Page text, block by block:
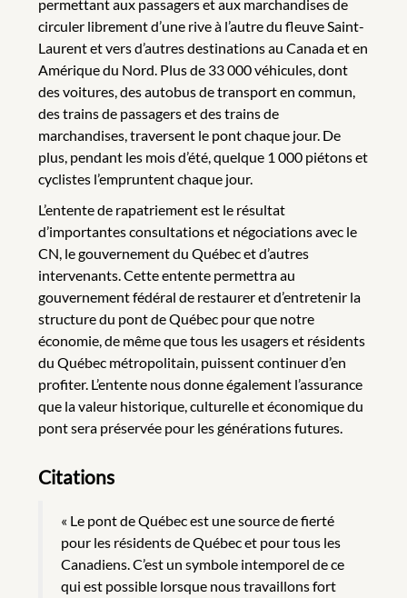
permettant aux passagers et aux marchandises de
circuler librement d’une rive à l’autre du fleuve Saint-
Laurent et vers d’autres destinations au Canada et en
Amérique du Nord. Plus de 33 000 véhicules, dont
des voitures, des autobus de transport en commun,
des trains de passagers et des trains de
marchandises, traversent le pont chaque jour. De
plus, pendant les mois d’été, quelque 1 000 piétons et
cyclistes l’empruntent chaque jour.
L’entente de rapatriement est le résultat
d’importantes consultations et négociations avec le
CN, le gouvernement du Québec et d’autres
intervenants. Cette entente permettra au
gouvernement fédéral de restaurer et d’entretenir la
structure du pont de Québec pour que notre
économie, de même que tous les usagers et résidents
du Québec métropolitain, puissent continuer d’en
profiter. L’entente nous donne également l’assurance
que la valeur historique, culturelle et économique du
pont sera préservée pour les générations futures.
Citations
« Le pont de Québec est une source de fierté
pour les résidents de Québec et pour tous les
Canadiens. C’est un symbole intemporel de ce
qui est possible lorsque nous travaillons fort